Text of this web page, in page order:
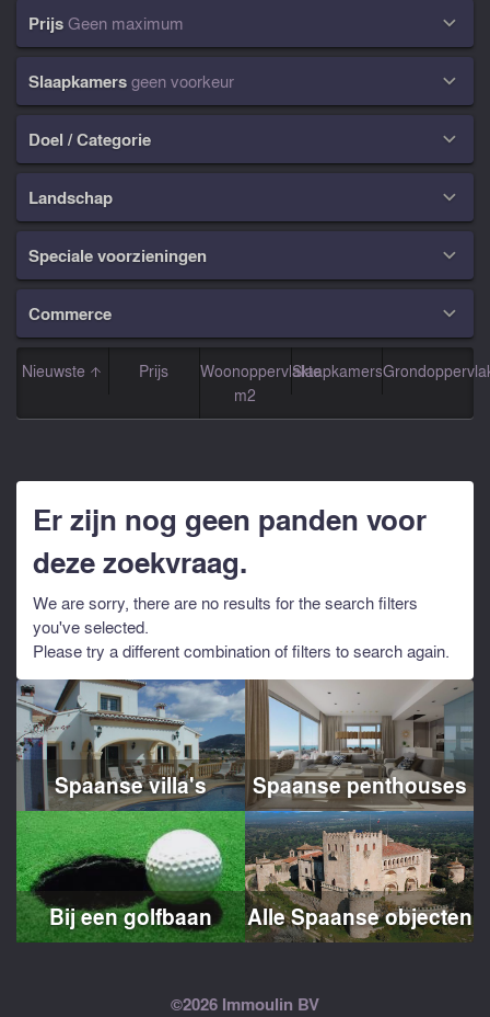
PrijsGeen maximum 
Slaapkamersgeen voorkeur 
Doel / Categorie 
Landschap 
Speciale voorzieningen 
Commerce 
Nieuwste Prijs
Woonoppervlakte
m2
Slaapkamers
Er zijn nog geen panden voor
deze zoekvraag.
We are sorry, there are no results for the search filters
you've selected.
Please try a different combination of filters to search again.
Spaanse villa's Spaanse penthouses
Bij een golfbaan Alle Spaanse objecten
©2026 Immoulin BV